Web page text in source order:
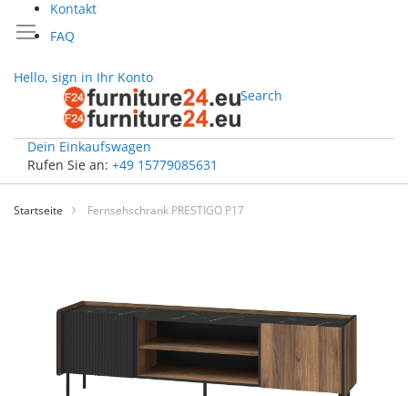
Kontakt
FAQ
Hello, sign in Ihr Konto
Search
Dein Einkaufswagen
Rufen Sie an: +49 15779085631
Zum
springen
Startseite Fernsehschrank PRESTIGO P17
Bildgalerie